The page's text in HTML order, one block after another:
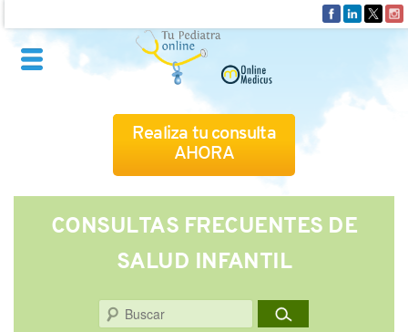
Realiza tu consulta
AHORA
QUIÉNES SOMOS
CÓMO FUNCIONA
CUADRO MÉDICO
CONSULTAS FRECUENTES DE
SALUD INFANTIL